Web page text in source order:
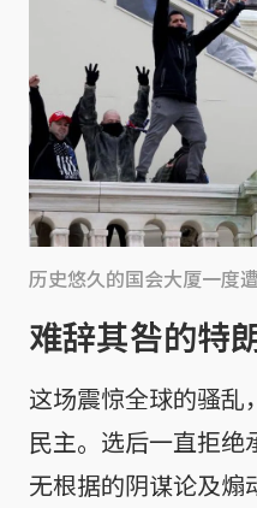
历史悠久的国会大厦一度
难辞其咎的特
这场震惊全球的骚乱
民主。选后一直拒绝
无根据的阴谋论及煽